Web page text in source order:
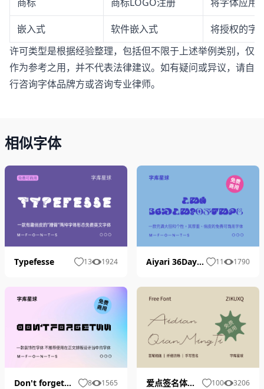
嵌入式 软件嵌入式
将授权的字
许可类型是根据经验整理，包括但不限于上述举例类别，仅
作为参考之用，并不代表法律建议。如有疑问或异议，请自
行咨询字体品牌方或咨询专业律师。
相似字体
Typefesse 13 1924 Aiyari 36Daysoftype
11 1790
Don't forgetWW 8 1565 爱点签名体英文 100 3206